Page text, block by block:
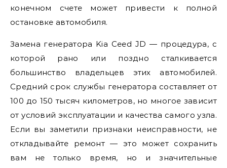
конечном счете может привести к полной
остановке автомобиля.
Замена генератора Kia Ceed JD — процедура, с
которой рано или поздно сталкивается
большинство владельцев этих автомобилей.
Средний срок службы генератора составляет от
100 до 150 тысяч километров, но многое зависит
от условий эксплуатации и качества самого узла.
Если вы заметили признаки неисправности, не
откладывайте ремонт — это может сохранить
вам не только время, но и значительные